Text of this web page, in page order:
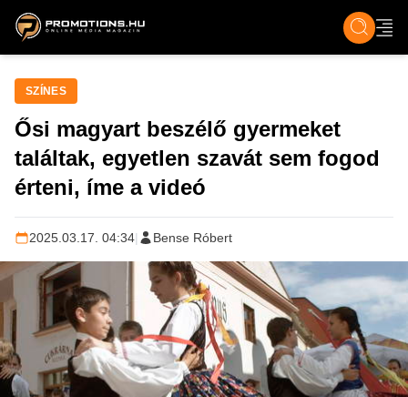
ZENE, FILM & KULT ÉLET TECH &
SZÍNES
Ősi magyart beszélő gyermeket
találtak, egyetlen szavát sem fogod
érteni, íme a videó
2025.03.17. 04:34| Bense Róbert